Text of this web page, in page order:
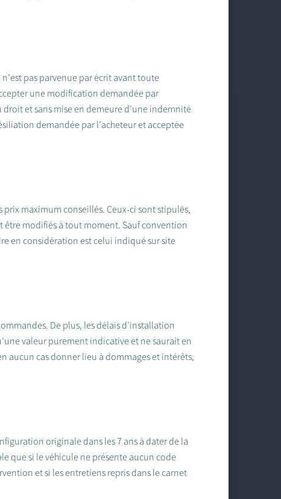
pas parvenue par écrit avant toute
une modification demandée par
et sans mise en demeure d’une indemnité
demandée par l’acheteur et acceptée
prix maximum conseillés. Ceux-ci sont stipulés,
être modifiés à tout moment. Sauf convention
en considération est celui indiqué sur site
De plus, les délais d’installation
valeur purement indicative et ne saurait en
aucun cas donner lieu à dommages et intérêts,
originale dans les 7 ans à dater de la
que si le véhicule ne présente aucun code
et si les entretiens repris dans le carnet